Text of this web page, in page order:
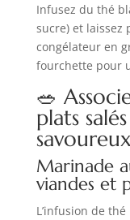
Infusez du thé
sucre) et laissez
congélateur en
fourchette pour
🥗
plats
savoureux
Marinade
viandes et
L’infusion de